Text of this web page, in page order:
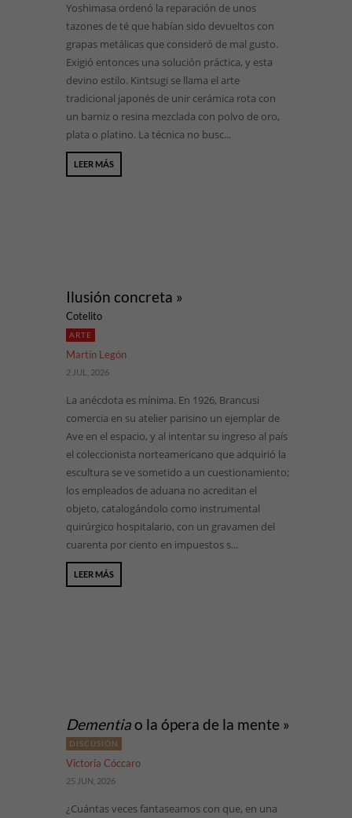
Yoshimasa ordenó la reparación de unos
tazones de té que habían sido devueltos con
grapas metálicas que consideró de mal gusto.
Exigió entonces una solución práctica, y esta
devino estilo. Kintsugi se llama el arte
tradicional japonés de unir cerámica rota con
un barniz o resina mezclada con polvo de oro,
plata o platino. La técnica no busc...
LEER MÁS
Ilusión concreta »
Cotelito
ARTE
Martín Legón
2 JUL, 2026
La anécdota es mínima. En 1926, Brancusi
comercia en su atelier parisino un ejemplar de
Ave en el espacio, y al intentar su ingreso al país
el coleccionista norteamericano que adquirió la
escultura se ve sometido a un cuestionamiento;
los empleados de aduana no acreditan el
objeto, catalogándolo como instrumental
quirúrgico hospitalario, con un gravamen del
cuarenta por ciento en impuestos s...
LEER MÁS
Dementiao la ópera de la mente »
DISCUSIÓN
Victoria Cóccaro
25 JUN, 2026
¿Cuántas veces fantaseamos con que, en una